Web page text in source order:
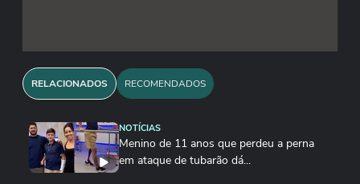
RELACIONADOS RECOMENDADOS
NOTÍCIAS
Menino de 11 anos que perdeu a perna
em ataque de tubarão dá...